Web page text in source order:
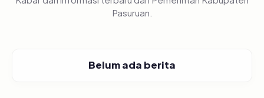
Pasuruan.
Belum ada berita